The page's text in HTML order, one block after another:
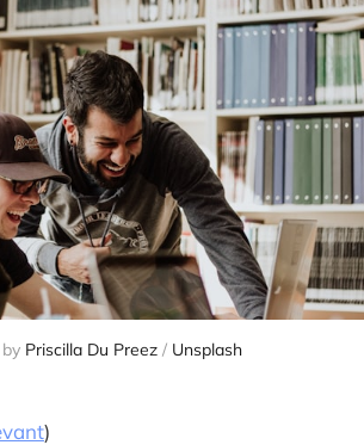
Priscilla Du Preez/ Unsplash
)